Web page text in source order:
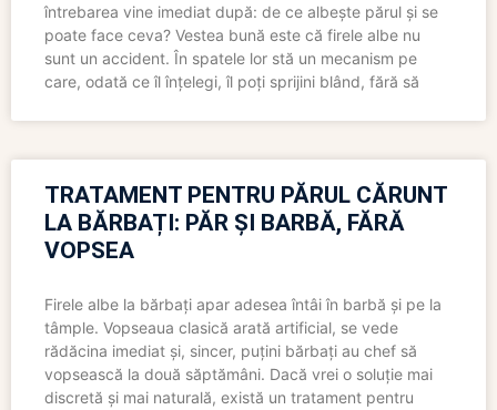
întrebarea vine imediat după: de ce albește părul și se
poate face ceva? Vestea bună este că firele albe nu
sunt un accident. În spatele lor stă un mecanism pe
care, odată ce îl înțelegi, îl poți sprijini blând, fără să
TRATAMENT PENTRU PĂRUL CĂRUNT
LA BĂRBAȚI: PĂR ȘI BARBĂ, FĂRĂ
VOPSEA
Firele albe la bărbați apar adesea întâi în barbă și pe la
tâmple. Vopseaua clasică arată artificial, se vede
rădăcina imediat și, sincer, puțini bărbați au chef să
vopsească la două săptămâni. Dacă vrei o soluție mai
discretă și mai naturală, există un tratament pentru